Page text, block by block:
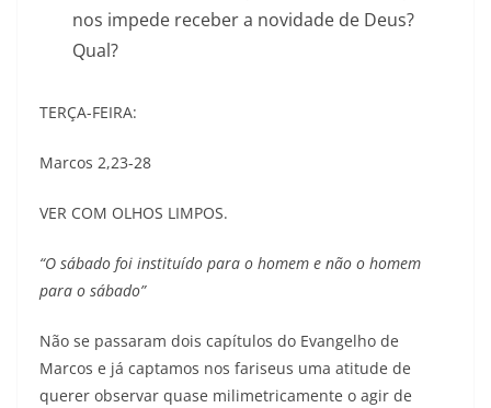
nos impede receber a novidade de Deus?
Qual?
TERÇA-FEIRA:
Marcos 2,23-28
VER COM OLHOS LIMPOS.
“O sábado foi instituído para o homem e não o homem
para o sábado”
Não se passaram dois capítulos do Evangelho de
Marcos e já captamos nos fariseus uma atitude de
querer observar quase milimetricamente o agir de